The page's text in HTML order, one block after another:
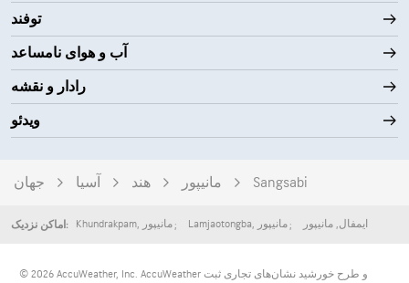
توفند
آب و هوای نامساعد
رادار و نقشه
ویدئو
جهان آسیا هند مانیپور Sangsabi
اماکن نزدیک: Khundrakpam, مانیپور Lamjaotongba, مانیپور ایمفال, مانیپور
© 2026 AccuWeather, Inc. AccuWeather و طرح خورشید نشان‌های تجاری ثبت